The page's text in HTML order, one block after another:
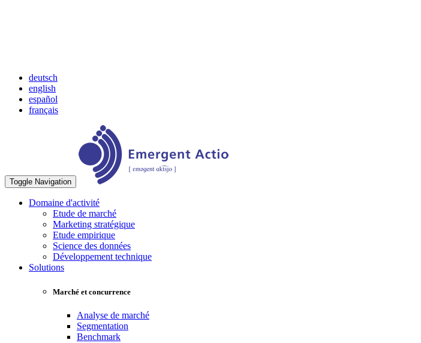
deutsch
english
español
français
Toggle Navigation
Domaine d'activité
Etude de marché
Marketing stratégique
Etude empirique
Science des données
Développement technique
Solutions
Marché et concurrence
Analyse de marché
Segmentation
Benchmark